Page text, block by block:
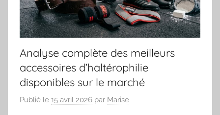
Analyse complète des meilleurs
accessoires d’haltérophilie
disponibles sur le marché
Publié le 15 avril 2026 par Marise